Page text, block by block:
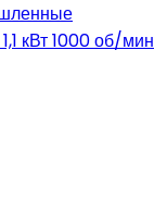
кВт 1000 об/мин